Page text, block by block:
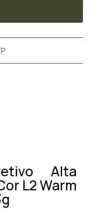
Alta
L2 Warm